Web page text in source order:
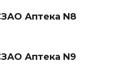
Аптека N8
Аптека N9